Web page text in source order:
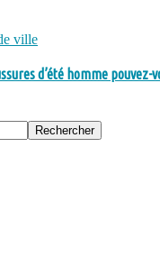
ville
d’été homme pouvez-